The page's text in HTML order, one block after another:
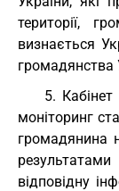
території,
визнається
громадянства
5. Кабінет
моніторинг
громадянина
відповідну